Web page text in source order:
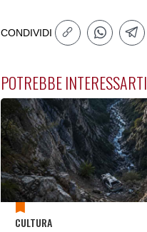
CONDIVIDI
POTREBBE INTERESSARTI
CULTURA